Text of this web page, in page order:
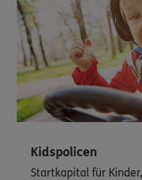
Kidspolicen
Startkapital für